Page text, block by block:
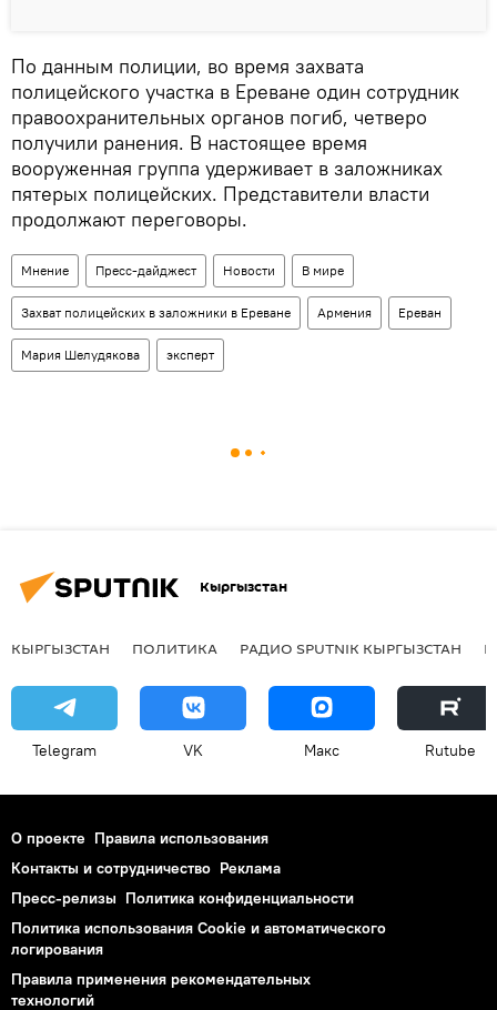
По данным полиции, во время захвата
полицейского участка в Ереване один сотрудник
правоохранительных органов погиб, четверо
получили ранения. В настоящее время
вооруженная группа удерживает в заложниках
пятерых полицейских. Представители власти
продолжают переговоры.
Мнение Пресс-дайджест Новости В мире
Захват полицейских в заложники в Ереване Армения Ереван
Мария Шелудякова эксперт
Кыргызстан
КЫРГЫЗСТАН ПОЛИТИКА РАДИО SPUTNIK КЫРГЫЗСТАН
Telegram VK Макс Rutube
О проекте Правила использования
Контакты и сотрудничество Реклама
Пресс-релизы Политика конфиденциальности
Политика использования Cookie и автоматического
логирования
Правила применения рекомендательных
технологий